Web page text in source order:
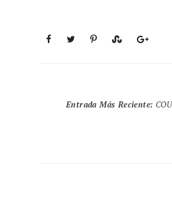
Entrada Más Reciente: